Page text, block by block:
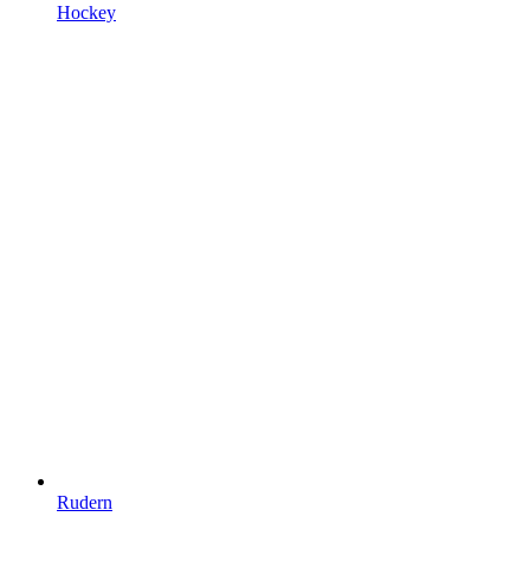
Hockey
Rudern